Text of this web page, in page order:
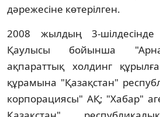
дәрежесiне көтерiлген.
2008 жылдың 3-
Қаулысы бойынша
ақпараттық холдинг
құрамына "Қазақстан"
корпорациясы" АҚ; "Хабар"